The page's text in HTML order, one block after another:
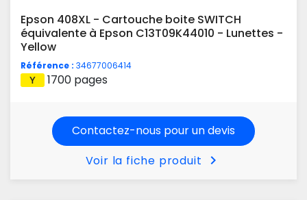
Epson 408XL - Cartouche boite SWITCH
équivalente à Epson C13T09K44010 - Lunettes -
Yellow
Référence : 34677006414
1700 pages
Contactez-nous pour un devis
Voir la fiche produit
chevron_right